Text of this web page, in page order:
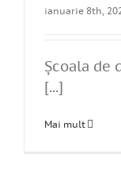
ianuarie 8th,
Şcoala de
[...]
Mai mult